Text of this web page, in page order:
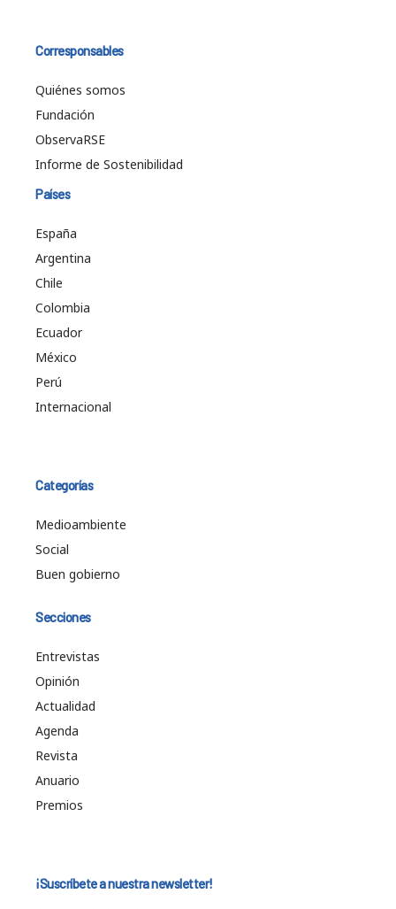
Corresponsables
Quiénes somos
Fundación
ObservaRSE
Informe de Sostenibilidad
Países
España
Argentina
Chile
Colombia
Ecuador
México
Perú
Internacional
Categorías
Medioambiente
Social
Buen gobierno
Secciones
Entrevistas
Opinión
Actualidad
Agenda
Revista
Anuario
Premios
¡Suscríbete a nuestra newsletter!